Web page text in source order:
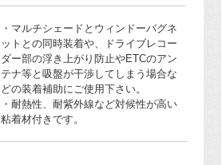
・マルチシェードとウィンドーバグネ
ットとの同時装着や、ドライブレコー
ダー部の浮き上がり防止やETCのアン
テナ等と吸盤が干渉してしまう場合な
どの装着補助にご使用下さい。
・耐熱性、耐紫外線など対候性が高い
粘着材付きです。